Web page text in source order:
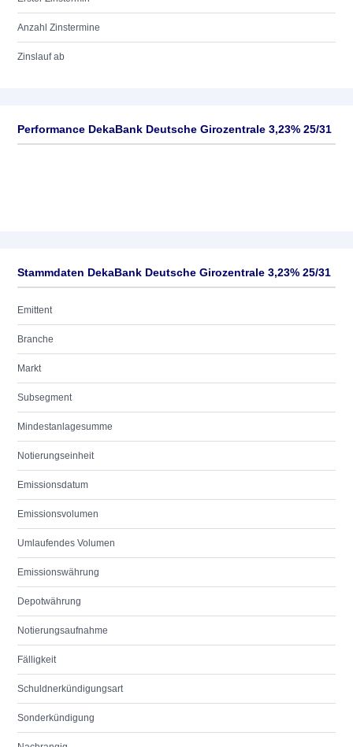
Anzahl Zinstermine
Zinslauf ab
Performance DekaBank Deutsche Girozentrale 3,23% 25/31
Stammdaten DekaBank Deutsche Girozentrale 3,23% 25/31
Emittent
Branche
Markt
Subsegment
Mindestanlagesumme
Notierungseinheit
Emissionsdatum
Emissionsvolumen
Umlaufendes Volumen
Emissionswährung
Depotwährung
Notierungsaufnahme
Fälligkeit
Schuldnerkündigungsart
Sonderkündigung